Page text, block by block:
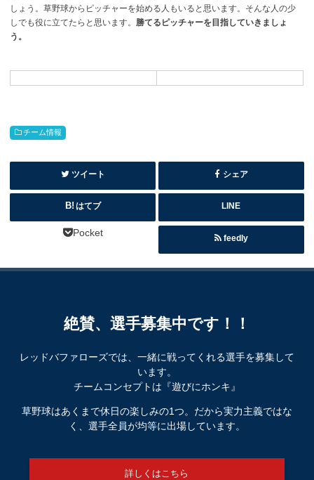
しょう。草野球からピッチャーを始める人もいると思います。そんな人の少
しでも役に立てたらと思います。
勝てるピッチャーを目指していきましょ
う。
チーム情報
ツイート シェア
はてブ LINE
Pocket feedly
絶賛、選手募集中です！！
レッドバファローズでは、一緒に戦ってくれる選手を募集して
います。
チームコンセプトは『遊びにホンキ』
草野球はあくまで休日の楽しみの1つ。だから実力主義ではな
く、選手全員が均等に出場しています。
詳しくはこちら